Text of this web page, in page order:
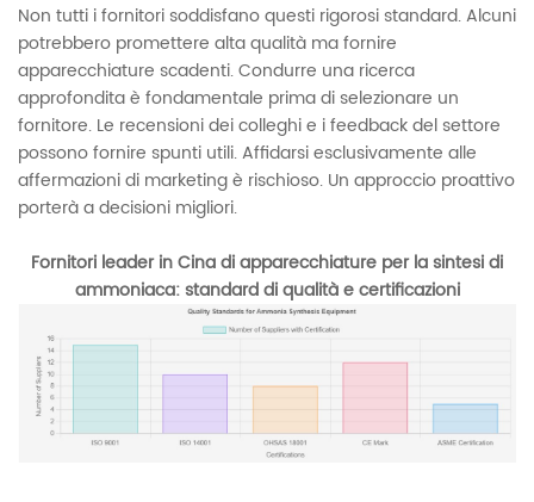
Non tutti i fornitori soddisfano questi rigorosi standard. Alcuni
potrebbero promettere alta qualità ma fornire
apparecchiature scadenti. Condurre una ricerca
approfondita è fondamentale prima di selezionare un
fornitore. Le recensioni dei colleghi e i feedback del settore
possono fornire spunti utili. Affidarsi esclusivamente alle
affermazioni di marketing è rischioso. Un approccio proattivo
porterà a decisioni migliori.
Fornitori leader in Cina di apparecchiature per la sintesi di
ammoniaca: standard di qualità e certificazioni